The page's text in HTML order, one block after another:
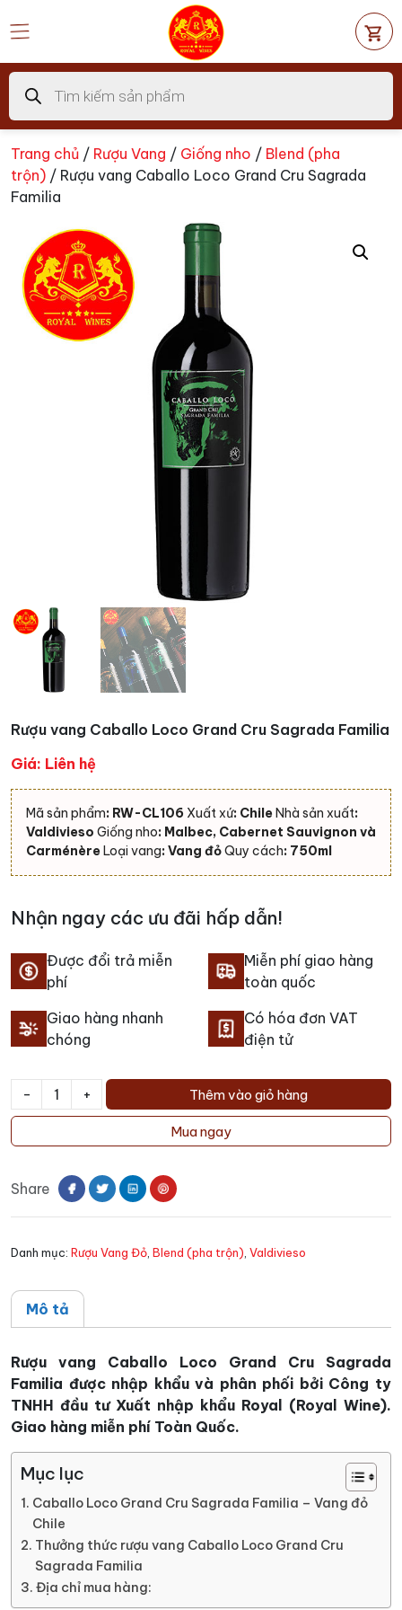
đến
dung
Tìm
kiếm
sản
phẩm
Trang chủ / Rượu Vang / Giống nho / Blend (pha
trộn) / Rượu vang Caballo Loco Grand Cru Sagrada
Familia
Rượu vang Caballo Loco Grand Cru Sagrada Familia
Giá: Liên hệ
Mã sản phẩm: RW-CL106 Xuất xứ: ChileNhà sản xuất:
Valdivieso Giống nho: Malbec, Cabernet Sauvignon và
CarménèreLoại vang: Vang đỏQuy cách: 750ml
Nhận ngay các ưu đãi hấp dẫn!
Được đổi trả miễn
phí
Miễn phí giao hàng
toàn quốc
Giao hàng nhanh
chóng
Có hóa đơn VAT
điện tử
-
Rượu
Caballo
Grand
Familia
+ Thêm vào giỏ hàng
Mua ngay
Share
Danh mục: Rượu Vang Đỏ, Blend (pha trộn), Valdivieso
Mô tả
Rượu vang Caballo Loco Grand Cru Sagrada
Familia được nhập khẩu và phân phối bởi Công ty
TNHH đầu tư Xuất nhập khẩu Royal (Royal Wine).
Giao hàng miễn phí Toàn Quốc.
Mục lục
Caballo Loco Grand Cru Sagrada Familia – Vang đỏ
Chile
Thưởng thức rượu vang Caballo Loco Grand Cru
Sagrada Familia
Địa chỉ mua hàng: